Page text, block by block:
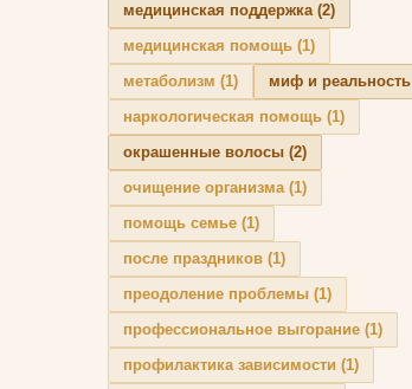
медицинская поддержка(2)
медицинская помощь (1)
метаболизм (1) миф и реальность
наркологическая помощь (1)
окрашенные волосы (2)
очищение организма(1)
помощь семье (1)
после праздников (1)
преодоление проблемы (1)
профессиональное выгорание (1)
профилактика зависимости (1)